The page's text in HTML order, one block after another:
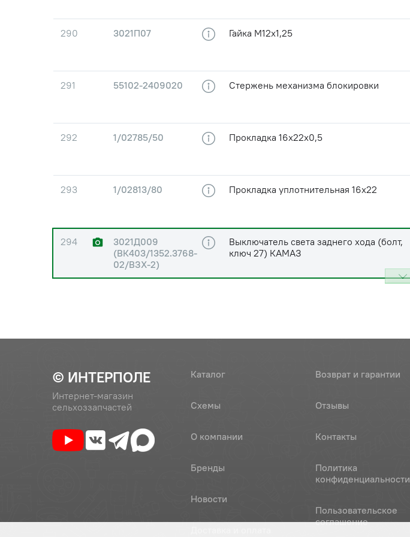
290 3021П07 Гайка М12х1,25
291 55102-2409020 Стержень механизма блокировки
292 1/02785/50 Прокладка 16x22x0,5
293 1/02813/80 Прокладка уплотнительная 16x22
294
3021Д009
(ВК403/1352.3768-
02/ВЗХ-2)
Выключатель света заднего хода (болт,
ключ 27) КАМАЗ
© ИНТЕРПОЛЕ
Интернет-магазин
сельхоззапчастей
Каталог
Схемы
О компании
Бренды
Новости
Возврат и гарантии
Отзывы
Контакты
Политика
конфиденциальности
Пользовательское
соглашение